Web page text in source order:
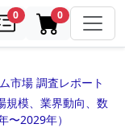
0samples0in cart
市場 調査レポート
規模、業界動向、数
2029年）